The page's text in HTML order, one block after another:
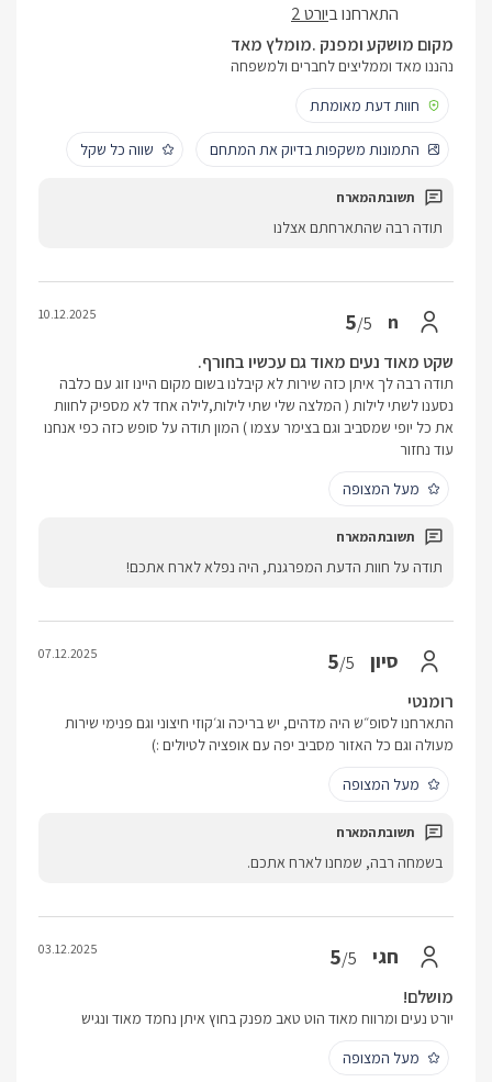
התארחנו ביורט 2
מקום מושקע ומפנק .מומלץ מאד
נהננו מאד וממליצים לחברים ולמשפחה
חוות דעת מאומתת
התמונות משקפות בדיוק את המתחם שווה כל שקל
תודה רבה שהתארחתם אצלנו
n
5/5
10.12.2025
שקט מאוד נעים מאוד גם עכשיו בחורף.
תודה רבה לך איתן כזה שירות לא קיבלנו בשום מקום היינו זוג עם כלבה
נסענו לשתי לילות ( המלצה שלי שתי לילות,לילה אחד לא מספיק לחוות
את כל יופי שמסביב וגם בצימר עצמו ) המון תודה על סופש כזה כפי אנחנו
עוד נחזור
מעל המצופה
תודה על חוות הדעת המפרגנת, היה נפלא לארח אתכם!
סיון 5/5
07.12.2025
רומנטי
התארחנו לסופ״ש היה מדהים, יש בריכה וג׳קוזי חיצוני וגם פנימי שירות
מעולה וגם כל האזור מסביב יפה עם אופציה לטיולים :)
מעל המצופה
בשמחה רבה, שמחנו לארח אתכם.
חגי 5/5
03.12.2025
מושלם!
יורט נעים ומרווח מאוד הוט טאב מפנק בחוץ איתן נחמד מאוד ונגיש
מעל המצופה